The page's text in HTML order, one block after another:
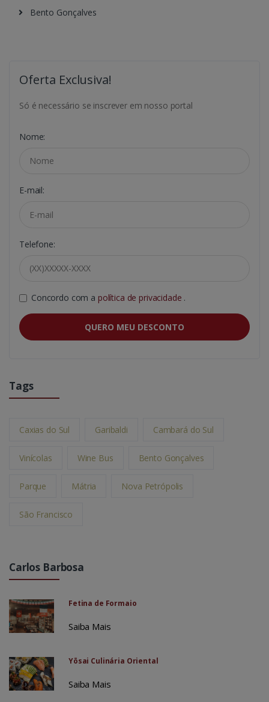
Bento Gonçalves
Oferta Exclusiva!
Só é necessário se inscrever em nosso portal
Nome:
E-mail:
Telefone:
Concordo com a política de privacidade .
QUERO MEU DESCONTO
Tags
Caxias do Sul Garibaldi Cambará do Sul
Vinícolas Wine Bus Bento Gonçalves
Parque Mátria Nova Petrópolis
São Francisco
Carlos Barbosa
Fetina de Formaio
Saiba Mais
Yōsai Culinária Oriental
Saiba Mais